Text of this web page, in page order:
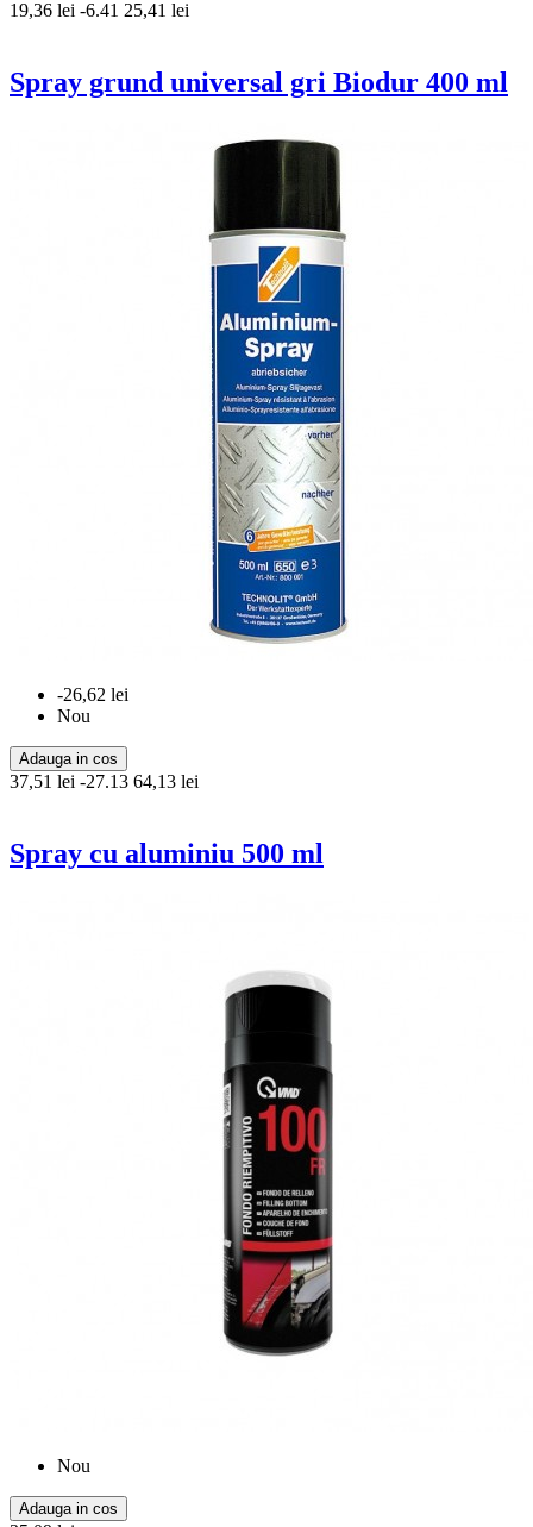
19,36 lei -6.41 25,41 lei
Spray grund universal gri Biodur 400 ml
-26,62 lei
Nou
Adauga in cos
37,51 lei -27.13 64,13 lei
Spray cu aluminiu 500 ml
Nou
Adauga in cos